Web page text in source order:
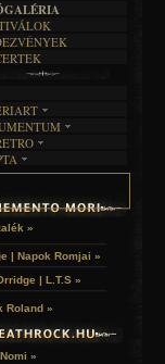
»
| Napok Romjai »
| L.T.S »
Roland »
»